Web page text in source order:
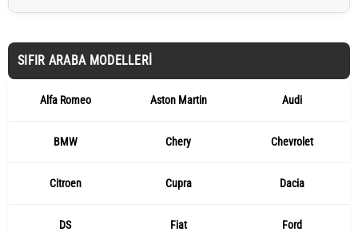
SIFIR ARABA MODELLERI
Alfa Romeo Aston Martin Audi
BMW Chery Chevrolet
Citroen Cupra Dacia
DS Fiat Ford